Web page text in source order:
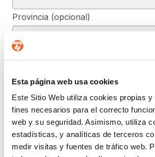
Esta página web usa cookies
Este Sitio Web utiliza cookies propias
fines necesarios para el correcto
web y su seguridad. Asimismo, utiliza
estadísticas, y analíticas de terceros
medir visitas y fuentes de tráfico web.
Provincia (opcional)
Mensaje (opcional)
De conformidad con el RGPD y la LOPDGDD,
PRIVACIDAD DE DATOS, S.L. tratará los datos
finalidad de contestar a las dudas y/o quejas
del presente formulario y facilitar la
ejercer, si lo desea, los derechos de acceso,
supresión, y demás reconocidos en la
obtener más información acerca de cómo